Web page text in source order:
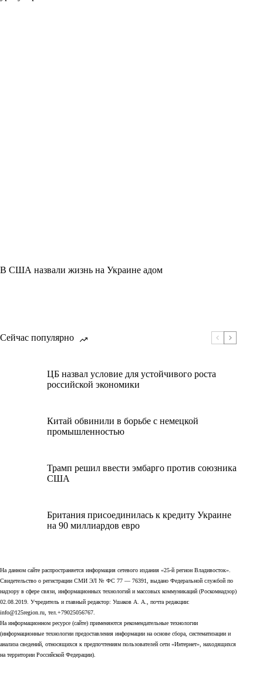
В США назвали жизнь на Украине адом
Сейчас популярно
ЦБ назвал условие для устойчивого роста
российской экономики
Китай обвинили в борьбе с немецкой
промышленностью
Трамп решил ввести эмбарго против союзника
США
Британия присоединилась к кредиту Украине
на 90 миллиардов евро
На данном сайте распространяется информация сетевого издания «25-й регион Владивосток».
Свидетельство о регистрации СМИ ЭЛ № ФС 77 — 76391, выдано Федеральной службой по
надзору в сфере связи, информационных технологий и массовых коммуникаций (Роскомнадзор)
02.08.2019. Учредитель и главный редактор: Ушаков А. А., почта редакции:
info@125region.ru, тел.+79025056767.
На информационном ресурсе (сайте) применяются рекомендательные технологии
(информационные технологии предоставления информации на основе сбора, систематизации и
анализа сведений, относящихся к предпочтениям пользователей сети «Интернет», находящихся
на территории Российской Федерации).